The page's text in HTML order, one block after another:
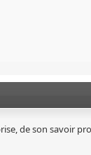
de son savoir